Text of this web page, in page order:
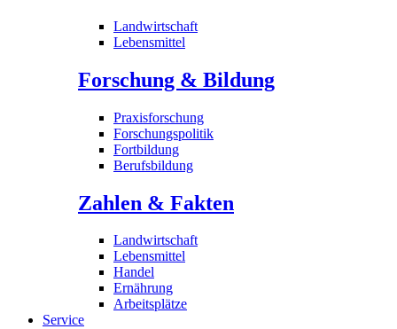
Landwirtschaft
Lebensmittel
Forschung & Bildung
Praxisforschung
Forschungspolitik
Fortbildung
Berufsbildung
Zahlen & Fakten
Landwirtschaft
Lebensmittel
Handel
Ernährung
Arbeitsplätze
Service